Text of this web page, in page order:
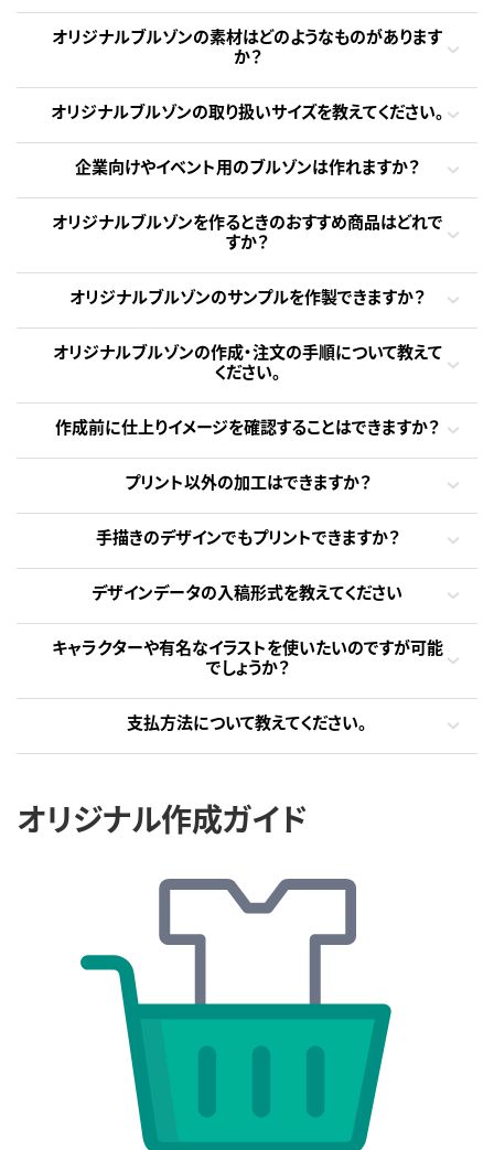
オリジナルブルゾンの素材はどのようなものがあります
か？
オリジナルブルゾンの取り扱いサイズを教えてください。
企業向けやイベント用のブルゾンは作れますか？
オリジナルブルゾンを作るときのおすすめ商品はどれで
すか？
オリジナルブルゾンのサンプルを作製できますか？
オリジナルブルゾンの作成・注文の手順について教えて
ください。
作成前に仕上りイメージを確認することはできますか？
プリント以外の加工はできますか？
手描きのデザインでもプリントできますか？
デザインデータの入稿形式を教えてください
キャラクターや有名なイラストを使いたいのですが可能
でしょうか？
支払方法について教えてください。
オリジナル作成ガイド